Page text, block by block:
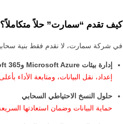
كيف تقدم “سمارت” حلاً متكاملاً؟
في شركة سمارت، لا نقدم فقط بنية
إدارة بيئات Microsoft Azure وMicrosoft 365
إعداد، نقل البيانات، ومتابعة الأداء
حلول النسخ الاحتياطي السحابي
حماية البيانات وضمان استعادتها